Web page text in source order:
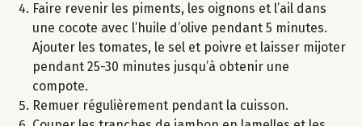
Faire revenir les piments, les oignons et l’ail dans
une cocote avec l’huile d’olive pendant 5 minutes.
Ajouter les tomates, le sel et poivre et laisser mijoter
pendant 25-30 minutes jusqu’à obtenir une
compote.
Remuer régulièrement pendant la cuisson.